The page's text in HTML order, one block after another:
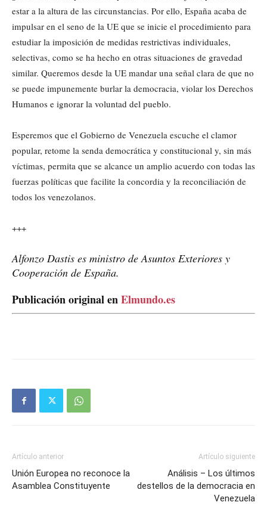
estar a la altura de las circunstancias. Por ello, España acaba de
impulsar en el seno de la UE que se inicie el procedimiento para
estudiar la imposición de medidas restrictivas individuales,
selectivas, como se ha hecho en otras situaciones de gravedad
similar. Queremos desde la UE mandar una señal clara de que no
se puede impunemente burlar la democracia, violar los Derechos
Humanos e ignorar la voluntad del pueblo.
Esperemos que el Gobierno de Venezuela escuche el clamor
popular, retome la senda democrática y constitucional y, sin más
víctimas, permita que se alcance un amplio acuerdo con todas las
fuerzas políticas que facilite la concordia y la reconciliación de
todos los venezolanos.
+++
Alfonzo Dastis es ministro de Asuntos Exteriores y
Cooperación de España.
Publicación original enElmundo.es
Artículo anterior
Unión Europea no reconoce la
Asamblea Constituyente
Artículo siguiente
Análisis – Los últimos
destellos de la democracia en
Venezuela